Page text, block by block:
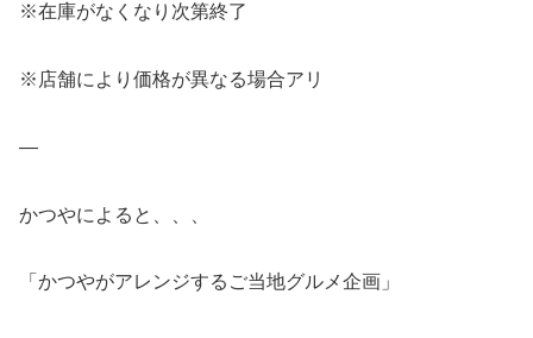
※在庫がなくなり次第終了
※店舗により価格が異なる場合アリ
—
かつやによると、、、
「かつやがアレンジするご当地グルメ企画」